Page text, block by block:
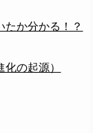
たか分かる！？
の起源）